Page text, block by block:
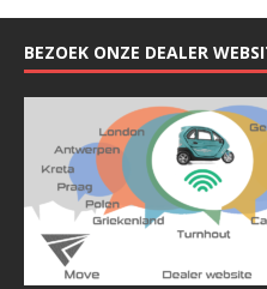
BEZOEK ONZE DEALER